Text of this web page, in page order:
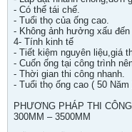
- Có thể tái chế.
- Tuổi thọ của ống cao.
- Không ảnh hưởng xấu
4- Tính kinh tế
- Tiết kiệm nguyên liệu,giá
- Cuốn ống tại công trình
- Thời gian thi công nhanh.
- Tuổi thọ ống cao ( 50 Năm
PHƯƠNG PHÁP THI
300MM – 3500MM